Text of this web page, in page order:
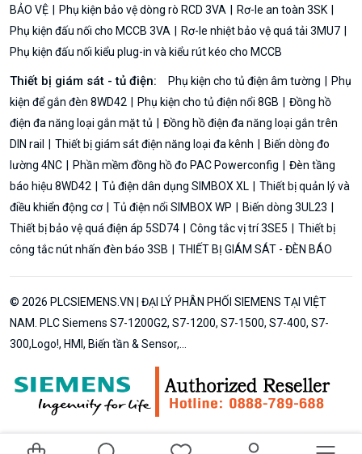
BẢO VỆ
Phụ kiện bảo vệ dòng rò RCD 3VA
Rơ-le an toàn 3SK
Phụ kiện đấu nối cho MCCB 3VA
Rơ-le nhiệt bảo vệ quá tải 3MU7
Phụ kiện đấu nối kiểu plug-in và kiểu rút kéo cho MCCB
Thiết bị giám sát - tủ điện: Phụ kiện cho tủ điện âm tường
Phụ
kiện để gắn đèn 8WD42
Phụ kiện cho tủ điện nổi 8GB
Đồng hồ
điện đa năng loại gắn mặt tủ
Đồng hồ điện đa năng loại gắn trên
DIN rail
Thiết bị giám sát điện năng loại đa kênh
Biến dòng đo
lường 4NC
Phần mềm đồng hồ đo PAC Powerconfig
Đèn tầng
báo hiệu 8WD42
Tủ điện dân dụng SIMBOX XL
Thiết bị quản lý và
điều khiển động cơ
Tủ điện nổi SIMBOX WP
Biến dòng 3UL23
Thiết bị bảo vệ quá điện áp 5SD74
Công tắc vị trí 3SE5
Thiết bị
công tắc nút nhấn đèn báo 3SB
THIẾT BỊ GIÁM SÁT - ĐÈN BÁO
© 2026 PLCSIEMENS.VN | ĐẠI LÝ PHÂN PHỐI SIEMENS TẠI VIỆT
NAM. PLC Siemens S7-1200G2, S7-1200, S7-1500, S7-400, S7-
300,Logo!, HMI, Biến tần & Sensor,...